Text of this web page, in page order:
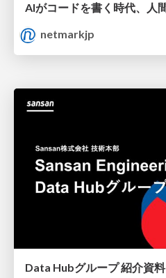
netmarkjp
Data Hubグループ 紹介資料